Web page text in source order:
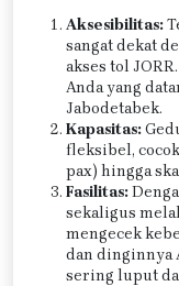
Aksesibilitas:
sangat dekat
akses tol
Anda yang
Jabodetabek.
Kapasitas:
fleksibel,
pax) hingga
Fasilitas:
sekaligus
mengecek
dan dinginnya
sering luput